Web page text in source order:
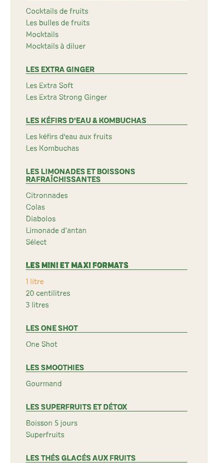
Cocktails de fruits
Les bulles de fruits
Mocktails
Mocktails à diluer
LES EXTRA GINGER
Les Extra Soft
Les Extra Strong Ginger
LES KÉFIRS D'EAU & KOMBUCHAS
Les kéfirs d'eau aux fruits
Les Kombuchas
LES LIMONADES ET BOISSONS
RAFRAÎCHISSANTES
Citronnades
Colas
Diabolos
Limonade d’antan
Sélect
LES MINI ET MAXI FORMATS
1 litre
20 centilitres
3 litres
LES ONE SHOT
One Shot
LES SMOOTHIES
Gourmand
LES SUPERFRUITS ET DÉTOX
Boisson 5 jours
Superfruits
LES THÉS GLACÉS AUX FRUITS